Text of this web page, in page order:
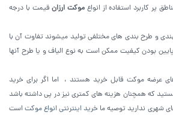
پر کاربرد استفاده از انواع موکت ارزانقیمت با درجه
و طرح بندی های مختلفی تولید میشوند تفاوت آن با
بودن کیفیت ممکن است به نوع الیاف و یا طرح آنها
عرضه موکت قابل خرید هستند ، اما اگر برای خرید
که همچنان هزینه های کمتری نیز در پی داشته باشد
شهری ندارید توصیه ما خرید اینترنتی انواع موکتاست